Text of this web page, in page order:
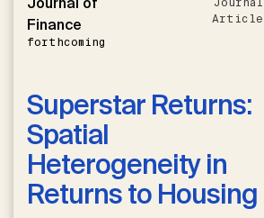
Finance
forthcoming
Journal
Article
Superstar Returns:
Spatial
Heterogeneity in
Returns to Housing